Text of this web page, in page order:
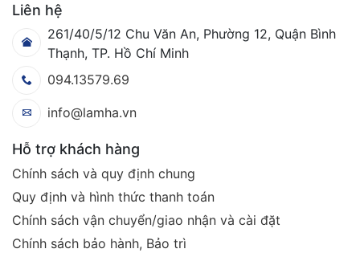
Liên hệ
261/40/5/12 Chu Văn An, Phường 12, Quận Bình
Thạnh, TP. Hồ Chí Minh
094.13579.69
info@lamha.vn
Hỗ trợ khách hàng
Chính sách và quy định chung
Quy định và hình thức thanh toán
Chính sách vận chuyển/giao nhận và cài đặt
Chính sách bảo hành, Bảo trì